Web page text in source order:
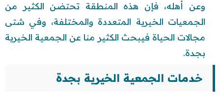
وعن أهله، فإن هذه المنطقة تحتضن الكثير من
الجمعيات الخيرية المتعددة والمختلفة، وفي شتى
مجالات الحياة فيبحث الكثير منا عن الجمعية الخيرية
بجدة.
خدمات الجمعية الخيرية بجدة